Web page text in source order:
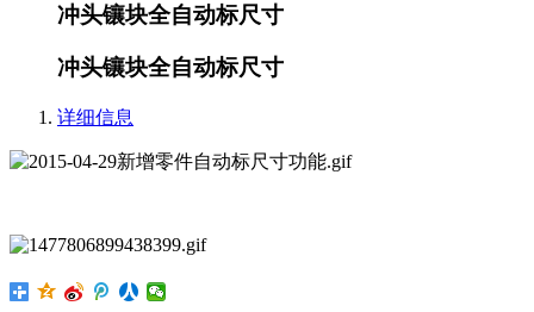
冲头镶块全自动标尺寸
冲头镶块全自动标尺寸
详细信息